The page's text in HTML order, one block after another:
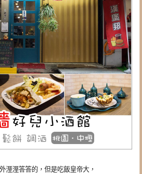
溼溼答答的，但是吃飯皇帝大，